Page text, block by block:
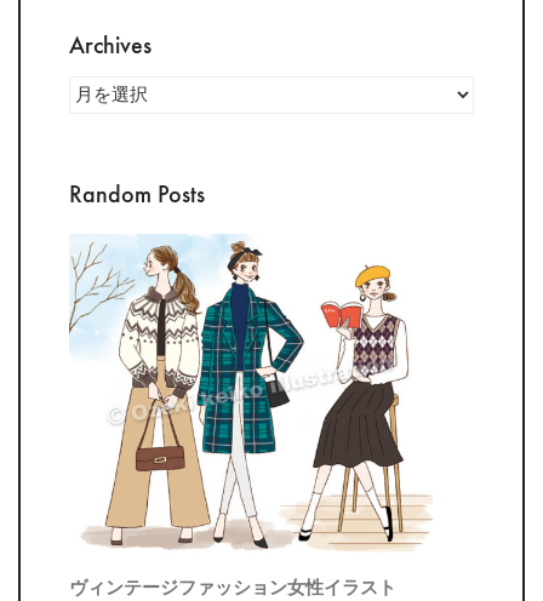
Archives
Archives
Random Posts
ヴィンテージファッション女性イラスト